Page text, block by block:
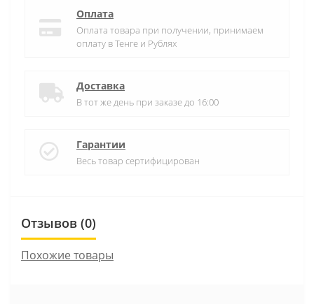
Оплата
Оплата товара при получении, принимаем
оплату в Тенге и Рублях
Доставка
В тот же день при заказе до 16:00
Гарантии
Весь товар сертифицирован
Отзывов (0)
Похожие товары